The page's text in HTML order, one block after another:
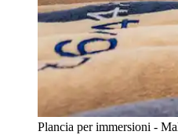
Plancia per immersioni -